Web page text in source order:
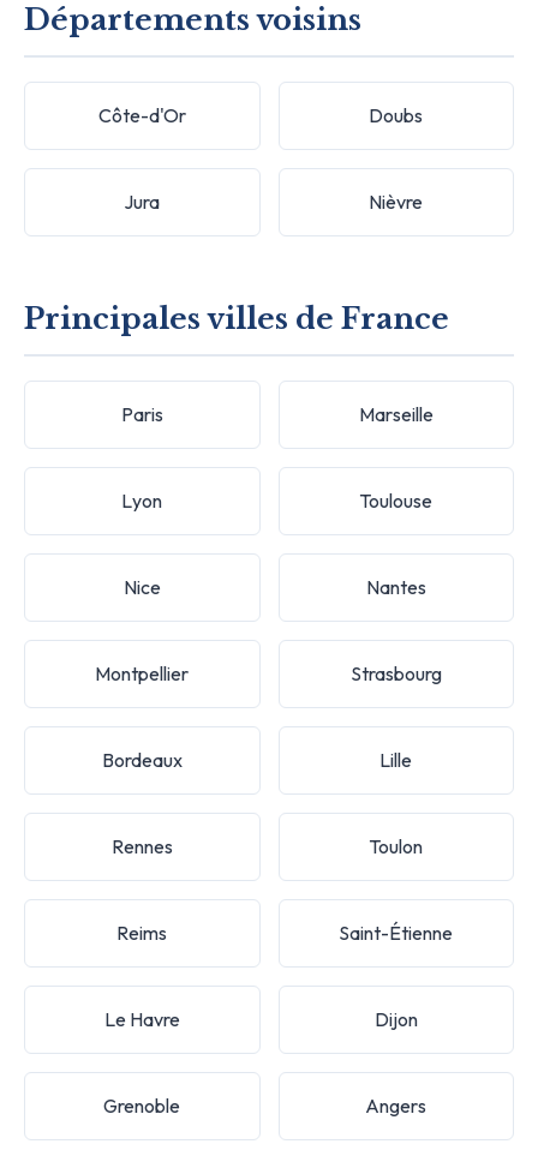
Départements voisins
Côte-d'Or Doubs
Jura Nièvre
Principales villes de France
Paris Marseille
Lyon Toulouse
Nice Nantes
Montpellier Strasbourg
Bordeaux Lille
Rennes Toulon
Reims Saint-Étienne
Le Havre Dijon
Grenoble Angers